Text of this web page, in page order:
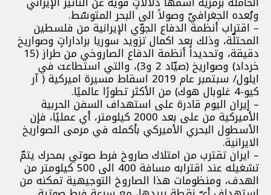
وبُعده الجغرافيّ وصولاً الى البحر المتوسّط.
– اقتراب أنظمة الدفاع الجوّي الإيرانية من فلسطين
المحتلّة، وذلك بعد اكمال تزويد سوريا براداراتٍ وصواريخ
دقيقة، وتحديداً أنظمة الدفاع الصاروخي من طراز (15
خرداد) وصواريخ (صيّاد 2 و3)، والتي استطاعت في
ايلول/ سبتمبر عام 2019 اسقاط مسيرة اميركية ( آر
كيو-4 غلوبال هوك) من الأكثر تطورًا عالميًا.
– إيران اليوم قادرة على استهداف السفن الحربية
الأميركية من على بعد 2000 كيلومتر، أي عمليًا، فإن
الأسطول البحري الأميركي بأكمله في مرمى الصواريخ
الايرانية.
– ايران تقترب من امتلاك صاروخ فرط صوتي بمحرك يتمّ
تشغيله عند اقترابه مسافة 400 الى 500 كيلومتر من
الهدف، ومنظومات هذا الصاروخ التوجيهية تمكنه من